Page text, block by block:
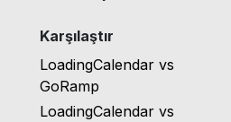
Karşılaştır
LoadingCalendar vs
GoRamp
LoadingCalendar vs